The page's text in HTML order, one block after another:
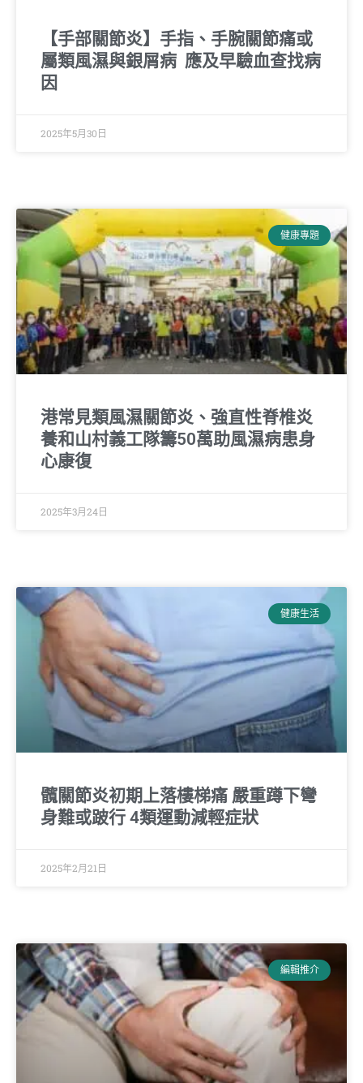
【手部關節炎】手指、手腕關節痛或
屬類風濕與銀屑病 應及早驗血查找病
因
2025年5月30日
健康專題
港常見類風濕關節炎、強直性脊椎炎
養和山村義工隊籌50萬助風濕病患身
心康復
2025年3月24日
健康生活
髖關節炎初期上落樓梯痛 嚴重蹲下彎
身難或跛行 4類運動減輕症狀
2025年2月21日
編輯推介